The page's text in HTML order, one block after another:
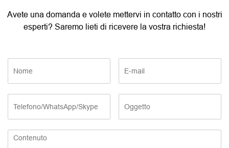
Avete una domanda e volete mettervi in contatto con i nostri
esperti? Saremo lieti di ricevere la vostra richiesta!